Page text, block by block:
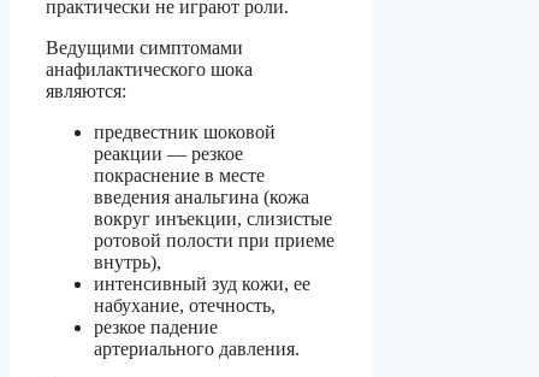
практически не играют роли.
Ведущими симптомами
анафилактического шока
являются:
предвестник шоковой
реакции — резкое
покраснение в месте
введения анальгина (кожа
вокруг инъекции, слизистые
ротовой полости при приеме
внутрь),
интенсивный зуд кожи, ее
набухание, отечность,
резкое падение
артериального давления.